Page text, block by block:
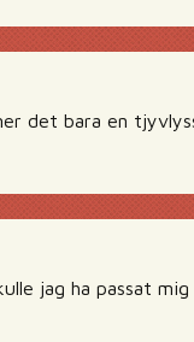
det bara en
jag ha passat